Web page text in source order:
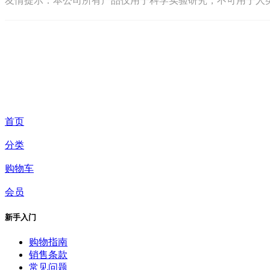
首页
分类
购物车
会员
新手入门
购物指南
销售条款
常见问题